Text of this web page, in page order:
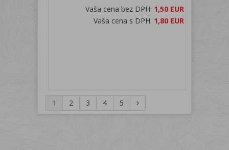
Vaša cena bez DPH: 1,50 EUR
Vaša cena s DPH: 1,80 EUR
1 2 3 4 5